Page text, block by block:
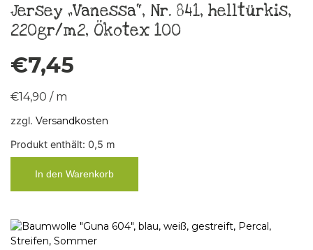
Jersey „Vanessa“, Nr. 841, helltürkis,
220gr/m2, Ökotex 100
€7,45
€14,90 / m
zzgl. Versandkosten
Produkt enthält: 0,5 m
In den Warenkorb